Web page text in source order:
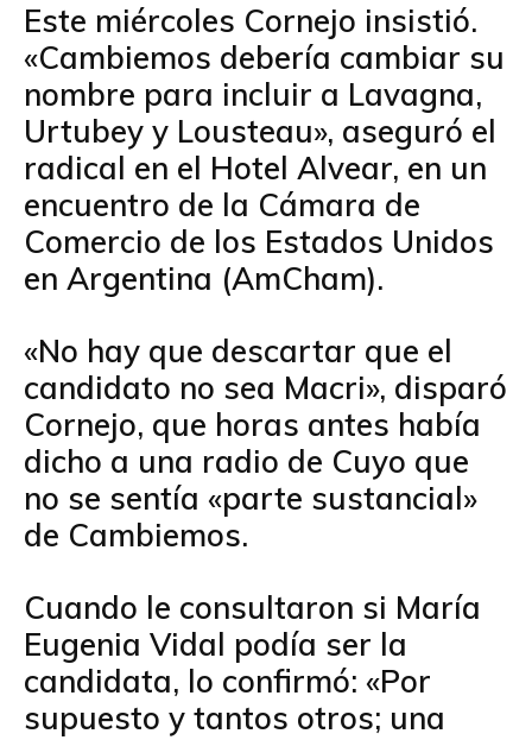
Este miércoles Cornejo insistió.
«Cambiemos debería cambiar su
nombre para incluir a Lavagna,
Urtubey y Lousteau», aseguró el
radical en el Hotel Alvear, en un
encuentro de la Cámara de
Comercio de los Estados Unidos
en Argentina (AmCham).
«No hay que descartar que el
candidato no sea Macri», disparó
Cornejo, que horas antes había
dicho a una radio de Cuyo que
no se sentía «parte sustancial»
de Cambiemos.
Cuando le consultaron si María
Eugenia Vidal podía ser la
candidata, lo confirmó: «Por
supuesto y tantos otros; una